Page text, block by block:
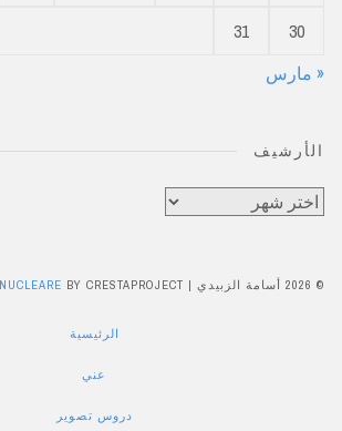
30
31
« مارس
الأرشيف
الأرشيف
© 2026 أسامة الزبيدي |
NUCLEARE BY CRESTAPROJECT.
الرئيسية
عني
دروس تصوير